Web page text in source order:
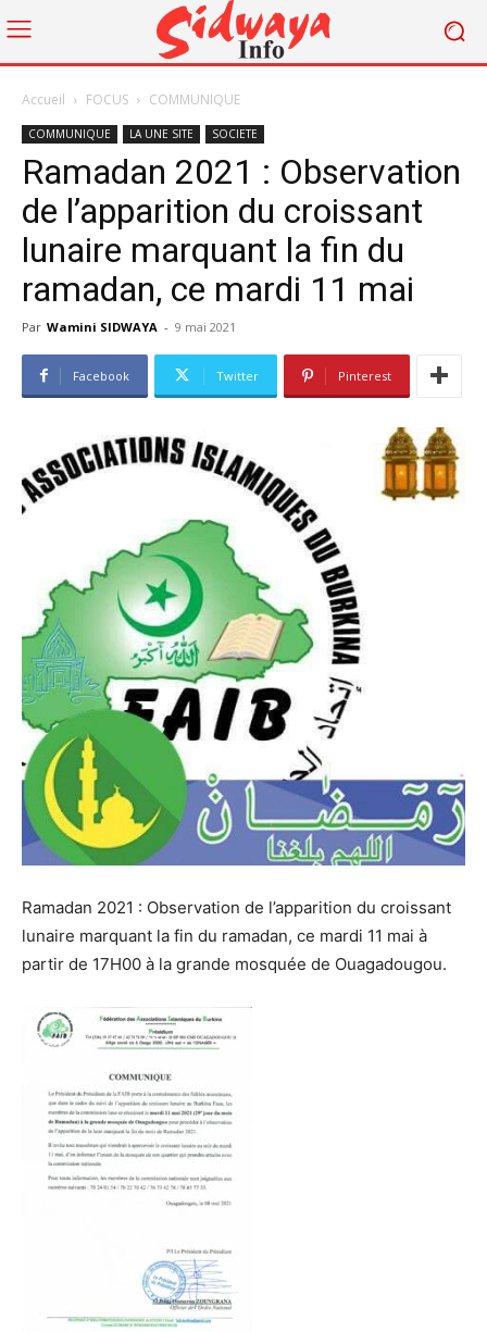
Accueil FOCUS COMMUNIQUE
COMMUNIQUE LA UNE SITE SOCIETE
Ramadan 2021 : Observation
de l’apparition du croissant
lunaire marquant la fin du
ramadan, ce mardi 11 mai
Par Wamini SIDWAYA - 9 mai 2021
Facebook Twitter Pinterest
Ramadan 2021 : Observation de l’apparition du croissant
lunaire marquant la fin du ramadan, ce mardi 11 mai à
partir de 17H00 à la grande mosquée de Ouagadougou.